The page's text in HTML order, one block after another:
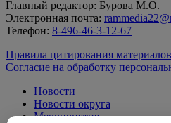
Главный редактор: Бурова М.О.
Электронная почта:
Телефон: 8-496-46-3-12-67
Правила цитирования материалов
Согласие на обработку
Новости
Новости округа
Мероприятия